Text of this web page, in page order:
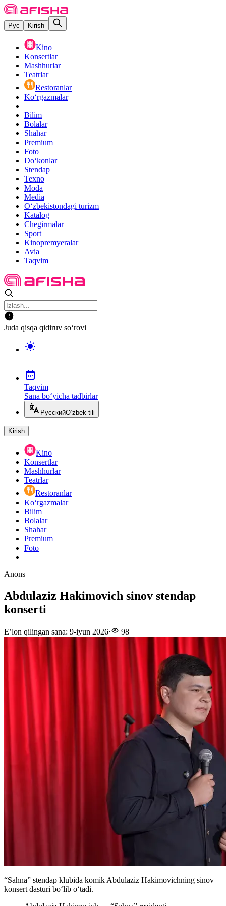
Рус Kirish
Kino
Konsertlar
Mashhurlar
Teatrlar
Restoranlar
Ko‘rgazmalar
Bilim
Bolalar
Shahar
Premium
Foto
Do‘konlar
Stendap
Texno
Moda
Media
O‘zbekistondagi turizm
Katalog
Chegirmalar
Sport
Kinopremyeralar
Avia
Taqvim
Juda qisqa qidiruv so‘rovi
Taqvim
Sana bo‘yicha tadbirlar
РусскийO‘zbek tili
Kirish
Kino
Konsertlar
Mashhurlar
Teatrlar
Restoranlar
Ko‘rgazmalar
Bilim
Bolalar
Shahar
Premium
Foto
Anons
Abdulaziz Hakimovich sinov stendap
konserti
E’lon qilingan sana: 9-iyun 2026· 98
“Sahna” stendap klubida komik Abdulaziz Hakimovichning sinov
konsert dasturi boʻlib oʻtadi.